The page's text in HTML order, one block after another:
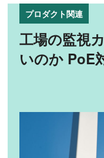
プロダクト関連
工場の監視
いのか PoE